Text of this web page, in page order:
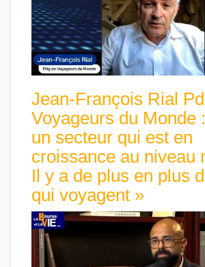
Jean-François Rial
Voyageurs du Monde
un secteur qui est en
croissance au niveau
Il y a de plus en plus
qui voyagent »